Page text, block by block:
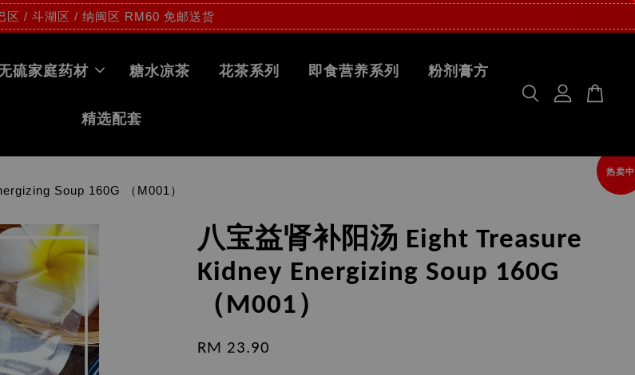
区 / 斗湖区 / 纳闽区 RM60 免邮送货
硫家庭药材 糖水凉茶 花茶系列 即食营养系列 粉剂膏方
精选配套
Soup 160G （M001）
热卖中
八宝益肾补阳汤 Eight Treasure
Kidney Energizing Soup 160G
（M001）
RM 23.90